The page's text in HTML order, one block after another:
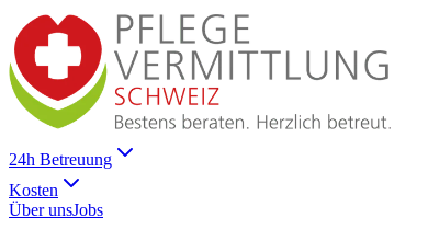
24h Betreuung
Kosten
Über unsJobs